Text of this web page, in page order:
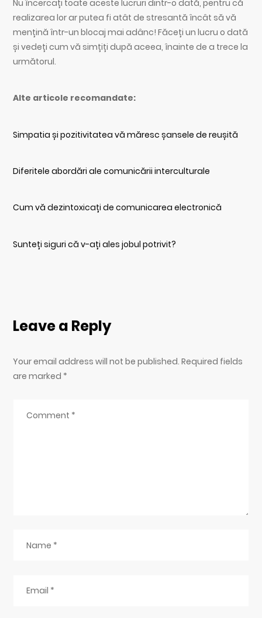
Nu încercați toate aceste lucruri dintr-o dată, pentru că
realizarea lor ar putea fi atât de stresantă încât să vă
mențină într-un blocaj mai adânc! Făceți un lucru o dată
și vedeți cum vă simțiți după aceea, înainte de a trece la
următorul.
Alte articole recomandate:
Simpatia și pozitivitatea vă măresc șansele de reușită
Diferitele abordări ale comunicării interculturale
Cum vă dezintoxicați de comunicarea electronică
Sunteți siguri că v-ați ales jobul potrivit?
Leave a Reply
Your email address will not be published. Required fields
are marked *